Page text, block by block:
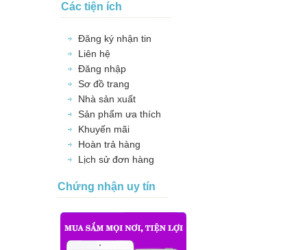
Các tiện ích
Đăng ký nhận tin
Liên hệ
Đăng nhập
Sơ đồ trang
Nhà sản xuất
Sản phẩm ưa thích
Khuyến mãi
Hoàn trả hàng
Lịch sử đơn hàng
Chứng nhận uy tín